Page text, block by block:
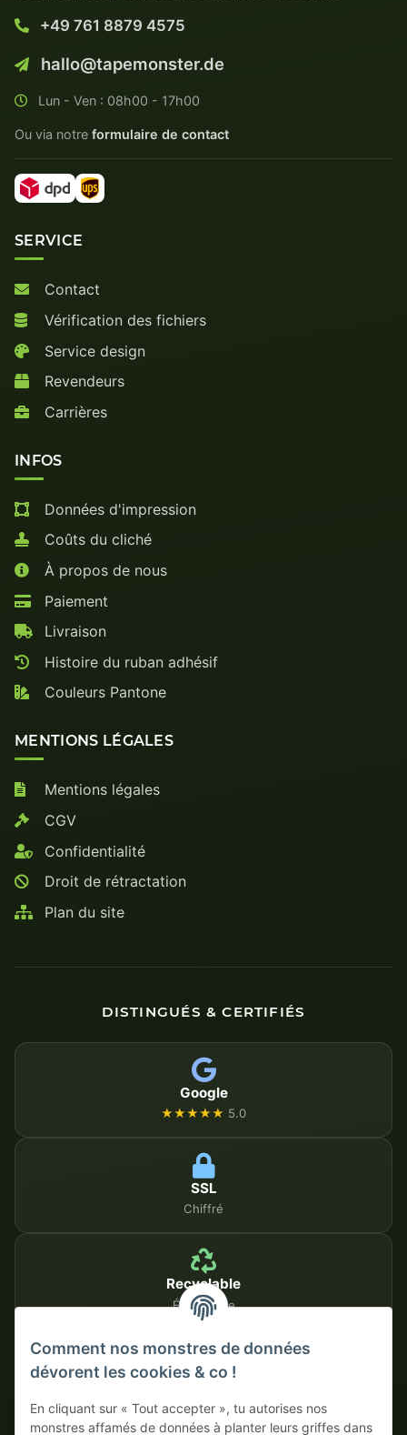
+49 761 8879 4575
hallo@tapemonster.de
Lun - Ven : 08h00 - 17h00
Ou via notre formulaire de contact
SERVICE
Contact
Vérification des fichiers
Service design
Revendeurs
Carrières
INFOS
Données d'impression
Coûts du cliché
À propos de nous
Paiement
Livraison
Histoire du ruban adhésif
Couleurs Pantone
MENTIONS LÉGALES
Mentions légales
CGV
Confidentialité
Droit de rétractation
Plan du site
DISTINGUÉS & CERTIFIÉS
Google
★★★★★ 5.0
SSL
Chiffré
Recyclable
Écologique
MÉTHODES DE PAIEMENT SÉCURISÉES
Sur facture Paiement anticipé avec escompte
Comment nos monstres de données
dévorent les cookies & co !
En cliquant sur « Tout accepter », tu autorises nos
monstres affamés de données à planter leurs griffes dans